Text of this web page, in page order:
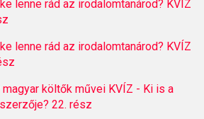
lenne rád az irodalomtanárod? KVÍZ
lenne rád az irodalomtanárod? KVÍZ
magyar költők művei KVÍZ - Ki is a
22. rész